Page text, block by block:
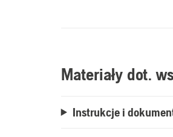
Materiały dot.
Instrukcje i